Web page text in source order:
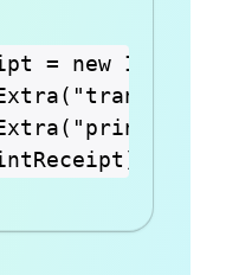
= new